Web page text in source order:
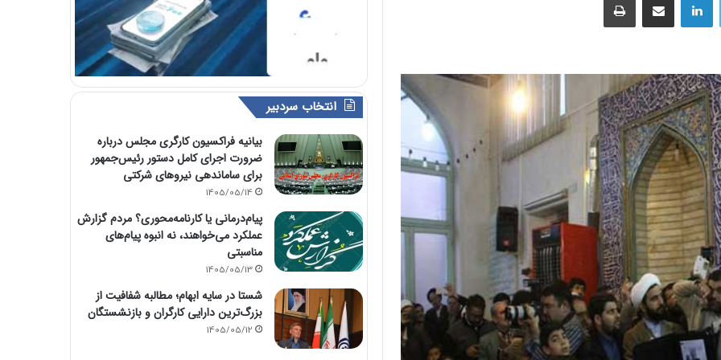
انتخاب سردبیر
بیانیه فراکسیون کارگری مجلس درباره
ضرورت اجرای کامل دستور رئیس‌جمهور
برای ساماندهی نیروهای شرکتی
1405/05/14
پیام‌درمانی یا کارنامه‌محوری؟ مردم گزارش
عملکرد می‌خواهند، نه انبوه پیام‌های
مناسبتی
1405/05/13
شستا در سایه ابهام؛ مطالبه شفافیت از
بزرگ‌ترین دارایی کارگران و بازنشستگان
1405/05/12